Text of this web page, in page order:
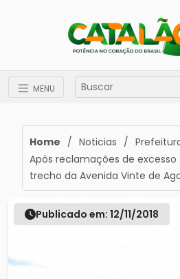
MENU
Home / Noticias /
Após reclamações de
trecho da Avenida Vinte de
Publicado em: 12/11/2018